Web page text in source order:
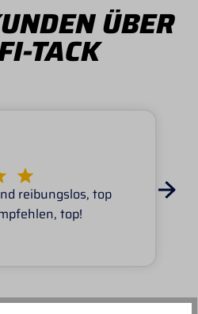
ÜBER
TACK
reibungslos, top
top!